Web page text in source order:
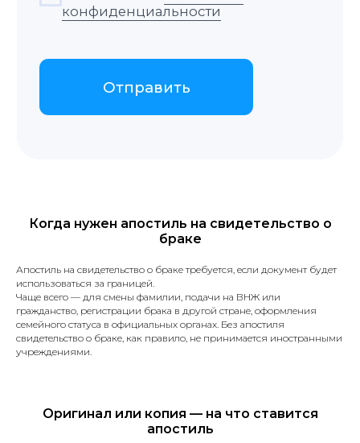
Когда нужен апостиль на свидетельство о
браке
Апостиль на свидетельство о браке требуется, если документ будет
использоваться за границей.
Чаще всего — для смены фамилии, подачи на ВНЖ или
гражданство, регистрации брака в другой стране, оформления
семейного статуса в официальных органах. Без апостиля
свидетельство о браке, как правило, не принимается иностранными
учреждениями.
Оригинал или копия — на что ставится
апостиль
Паспорт или иной документ,
удостоверяющий личность.
браке, разводе, смерти).
Водительские права.
Документы на автомобиль
(техпаспорт, договоры купли-
продажи).
Дипломы и аттестаты.
Судебные решения